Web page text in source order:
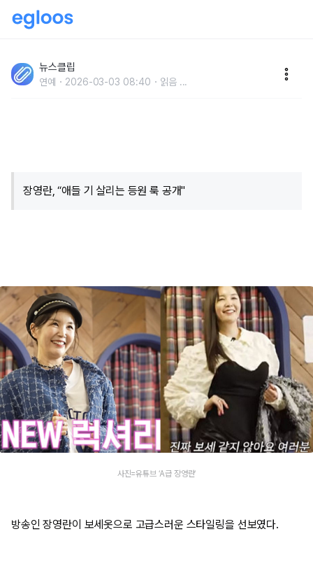
뉴진스 패션 소화하는 스타일링 깜짝 공개
뉴스클립
연예 2026-03-03 08:40 읽음 ...
​장영란, “애들 기 살리는 등원 룩 공개"
사진=유튜브 ‘A급 장영란’
방송인 장영란이 보세옷으로 고급스러운 스타일링을 선보였다.